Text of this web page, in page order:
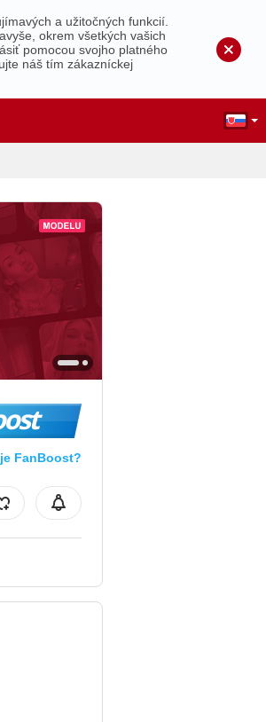
a užitočných funkcií.
okrem všetkých vašich
pomocou svojho platného
náš tím zákazníckej
FanBoost?